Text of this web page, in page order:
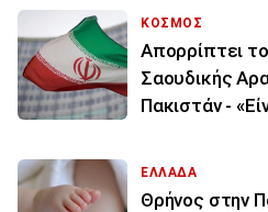
ΚΟΣΜΟΣ
Απορρίπτει
Σαουδικής
Πακιστάν -
ΕΛΛΑΔΑ
Θρήνος στην